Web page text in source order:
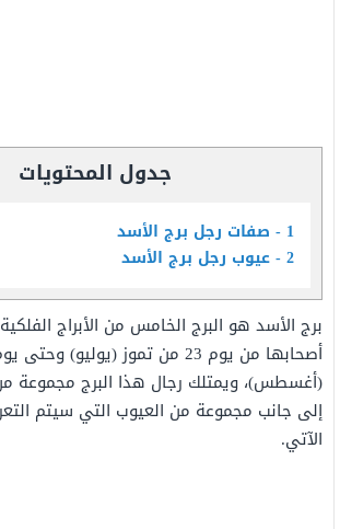
جدول المحتويات
1
صفات رجل برج الأسد
2 عيوب رجل برج الأسد
برج الأسد هو البرج الخامس من الأبراج
(أغسطس)، ويمتلك رجال هذا البرج مجموعة
إلى جانب مجموعة من العيوب التي سيتم
الآتي.